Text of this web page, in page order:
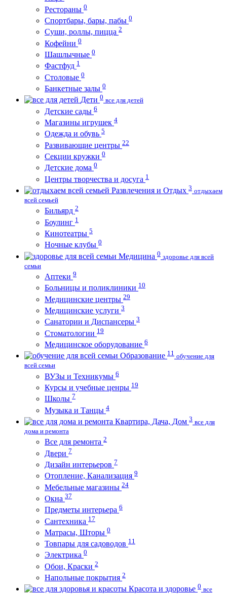
Рестораны 0
Спортбары, бары, пабы 0
Суши, роллы, пицца 2
Кофейни 0
Шашлычные 0
Фастфуд 1
Столовые 0
Банкетные залы 0
Дети 0 все для детей
Детские сады 6
Магазины игрушек 4
Одежда и обувь 5
Развивающие центры 22
Секции кружки 0
Детские дома 0
Центры творчества и досуга 1
Развлечения и Отдых 3 отдыхаем
всей семьей
Бильярд 2
Боулинг 1
Кинотеатры 5
Ночные клубы 0
Медицина 0 здоровье для всей
семьи
Аптеки 9
Больницы и поликлиники 10
Медицинские центры 29
Медицинские услуги 3
Санатории и Диспансеры 3
Стоматологии 19
Медицинское оборудование 6
Образование 11 обучение для
всей семьи
ВУЗы и Техникумы 6
Курсы и учебные ценры 19
Школы 7
Музыка и Танцы 4
Квартира, Дача, Дом 3 все для
дома и ремонта
Все для ремонта 2
Двери 7
Дизайн интерьеров 7
Отопление, Канализация 9
Мебельные магазины 24
Окна 37
Предметы интерьера 6
Сантехника 17
Матрасы, Шторы 0
Товпары для садоводов 11
Электрика 0
Обои, Краски 2
Напольные покрытия 2
Красота и здоровье 0 все